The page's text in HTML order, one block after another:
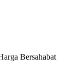
Bersahabat